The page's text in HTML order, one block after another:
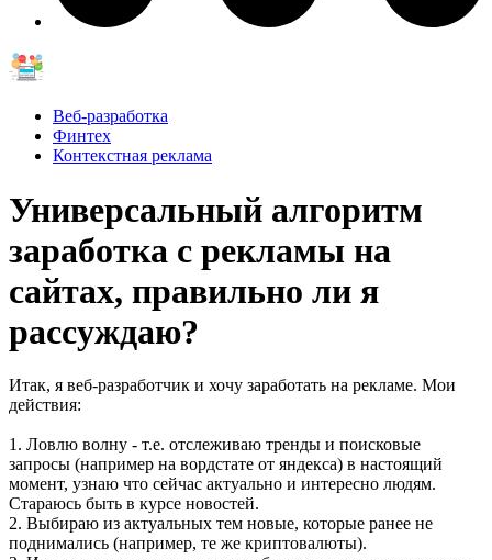
Веб-разработка
Финтех
Контекстная реклама
Универсальный алгоритм
заработка с рекламы на
сайтах, правильно ли я
рассуждаю?
Итак, я веб-разработчик и хочу заработать на рекламе. Мои
действия:
1. Ловлю волну - т.е. отслеживаю тренды и поисковые
запросы (например на вордстате от яндекса) в настоящий
момент, узнаю что сейчас актуально и интересно людям.
Стараюсь быть в курсе новостей.
2. Выбираю из актуальных тем новые, которые ранее не
поднимались (например, те же криптовалюты).